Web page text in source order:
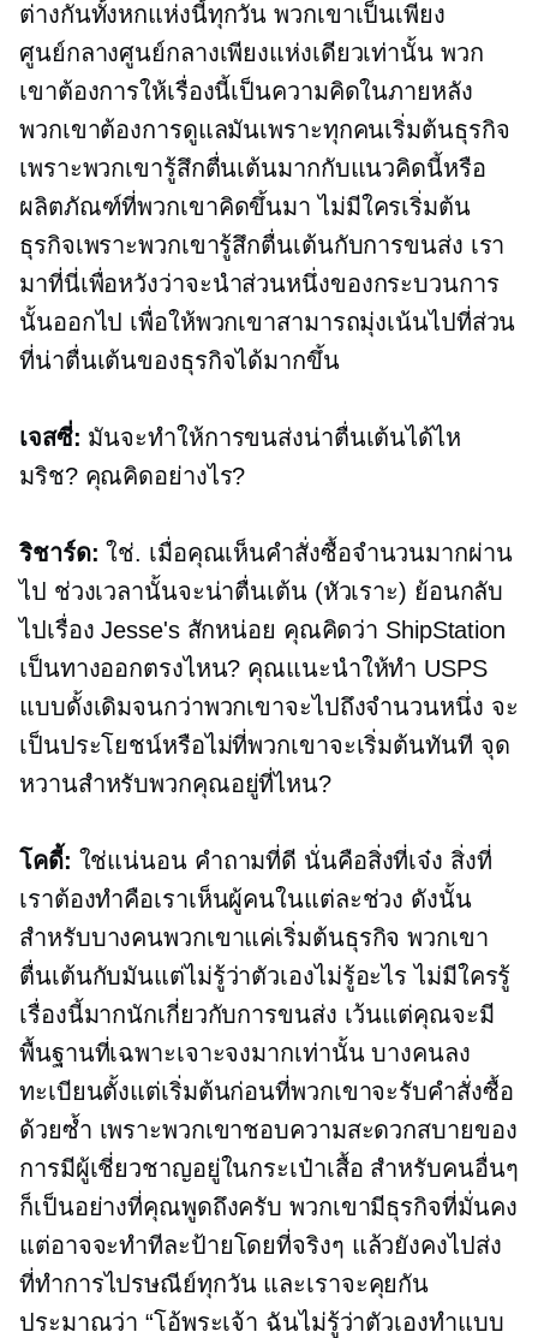
ต่างกันทั้งหกแห่งนี้ทุกวัน พวกเขาเป็นเพียง
ศูนย์กลางศูนย์กลางเพียงแห่งเดียวเท่านั้น พวก
เขาต้องการให้เรื่องนี้เป็นความคิดในภายหลัง
พวกเขาต้องการดูแลมันเพราะทุกคนเริ่มต้นธุรกิจ
เพราะพวกเขารู้สึกตื่นเต้นมากกับแนวคิดนี้หรือ
ผลิตภัณฑ์ที่พวกเขาคิดขึ้นมา ไม่มีใครเริ่มต้น
ธุรกิจเพราะพวกเขารู้สึกตื่นเต้นกับการขนส่ง เรา
มาที่นี่เพื่อหวังว่าจะนำส่วนหนึ่งของกระบวนการ
นั้นออกไป เพื่อให้พวกเขาสามารถมุ่งเน้นไปที่ส่วน
ที่น่าตื่นเต้นของธุรกิจได้มากขึ้น
เจสซี่: มันจะทำให้การขนส่งน่าตื่นเต้นได้ไห
มริช? คุณคิดอย่างไร?
ริชาร์ด: ใช่. เมื่อคุณเห็นคำสั่งซื้อจำนวนมากผ่าน
ไป ช่วงเวลานั้นจะน่าตื่นเต้น (หัวเราะ) ย้อนกลับ
ไปเรื่อง Jesse's สักหน่อย คุณคิดว่า ShipStation
เป็นทางออกตรงไหน? คุณแนะนำให้ทำ USPS
แบบดั้งเดิมจนกว่าพวกเขาจะไปถึงจำนวนหนึ่ง จะ
เป็นประโยชน์หรือไม่ที่พวกเขาจะเริ่มต้นทันที จุด
หวานสำหรับพวกคุณอยู่ที่ไหน?
โคดี้: ใช่แน่นอน คำถามที่ดี นั่นคือสิ่งที่เจ๋ง สิ่งที่
เราต้องทำคือเราเห็นผู้คนในแต่ละช่วง ดังนั้น
สำหรับบางคนพวกเขาแค่เริ่มต้นธุรกิจ พวกเขา
ตื่นเต้นกับมันแต่ไม่รู้ว่าตัวเองไม่รู้อะไร ไม่มีใครรู้
เรื่องนี้มากนักเกี่ยวกับการขนส่ง เว้นแต่คุณจะมี
พื้นฐานที่เฉพาะเจาะจงมากเท่านั้น บางคนลง
ทะเบียนตั้งแต่เริ่มต้นก่อนที่พวกเขาจะรับคำสั่งซื้อ
ด้วยซ้ำ เพราะพวกเขาชอบความสะดวกสบายของ
การมีผู้เชี่ยวชาญอยู่ในกระเป๋าเสื้อ สำหรับคนอื่นๆ
ก็เป็นอย่างที่คุณพูดถึงครับ พวกเขามีธุรกิจที่มั่นคง
แต่อาจจะทำทีละป้ายโดยที่จริงๆ แล้วยังคงไปส่ง
ที่ทำการไปรษณีย์ทุกวัน และเราจะคุยกัน
ประมาณว่า “โอ้พระเจ้า ฉันไม่รู้ว่าตัวเองทำแบบ